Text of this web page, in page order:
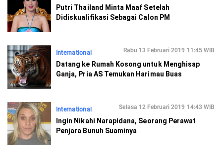
Putri Thailand Minta Maaf Setelah
Didiskualifikasi Sebagai Calon PM
International Rabu 13 Februari 2019 11:45 WIB
Datang ke Rumah Kosong untuk Menghisap
Ganja, Pria AS Temukan Harimau Buas
International Selasa 12 Februari 2019 14:43 WIB
Ingin Nikahi Narapidana, Seorang Perawat
Penjara Bunuh Suaminya